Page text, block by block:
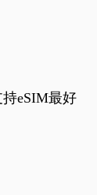
持eSIM最好